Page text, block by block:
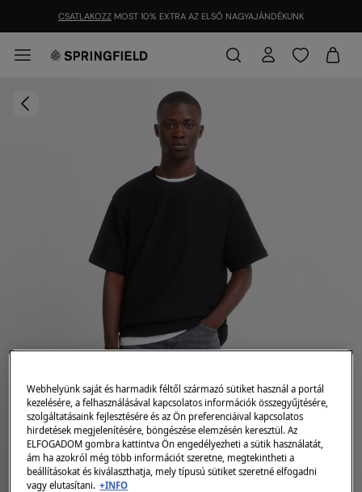
CSATLAKOZZ MOST 10% EXTRA AZ ELSŐ NAGYAJÁNDÉKUNK
Webhelyünk saját és harmadik féltől származó sütiket használ a portál
kezelésére, a felhasználásával kapcsolatos információk összegyűjtésére,
szolgáltatásaink fejlesztésére és az Ön preferenciáival kapcsolatos
hirdetések megjelenítésére, böngészése elemzésén keresztül. Az
ELFOGADOM gombra kattintva Ön engedélyezheti a sütik használatát,
ám ha azokról még több információt szeretne, megtekintheti a
beállításokat és kiválaszthatja, mely típusú sütiket szeretné elfogadni
vagy elutasítani. +INFO